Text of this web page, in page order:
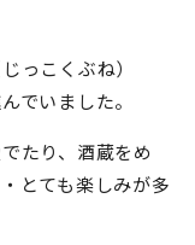
っこくぶね）
でいました。
たり、酒蔵をめ
とても楽しみが多